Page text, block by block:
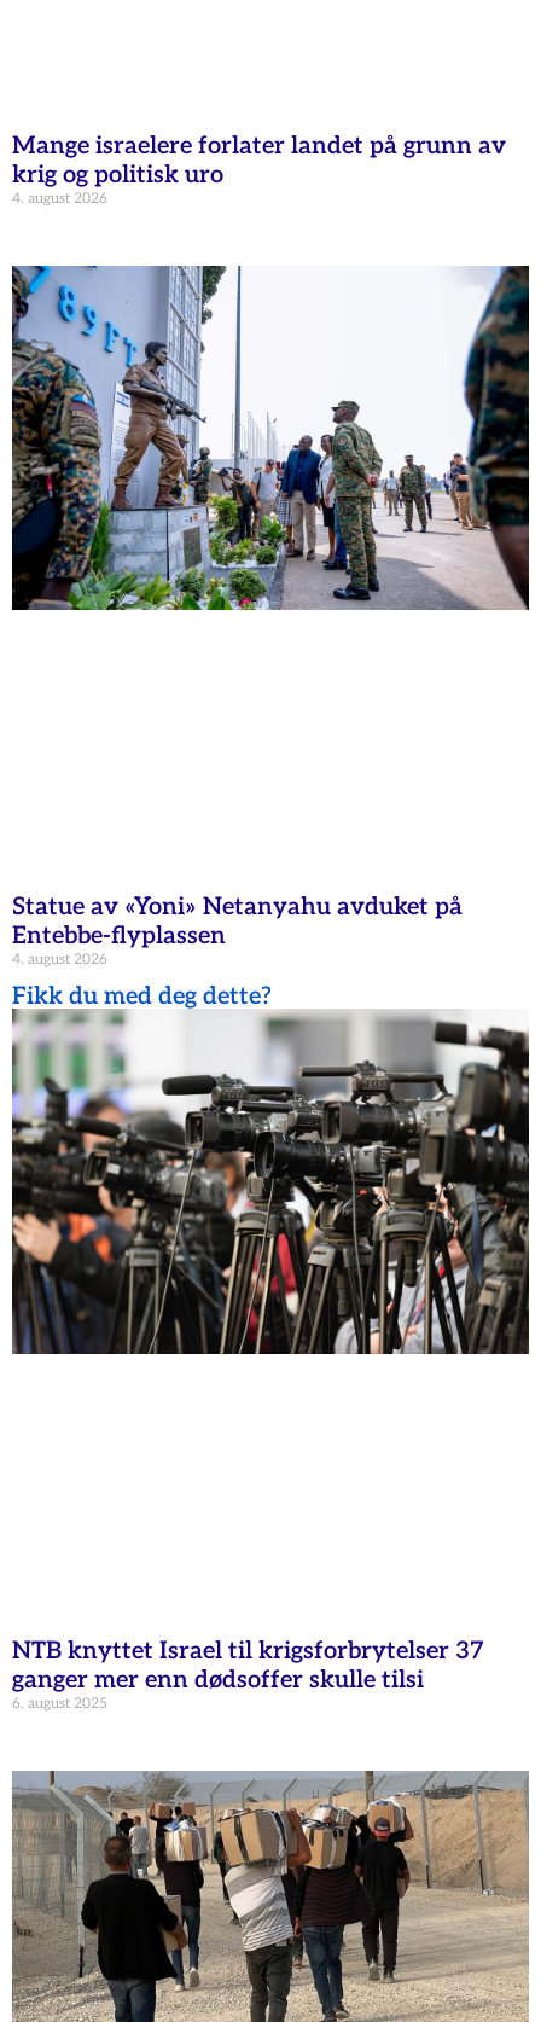
Mange israelere forlater landet på grunn av
krig og politisk uro
4. august 2026
Statue av «Yoni» Netanyahu avduket på
Entebbe-flyplassen
4. august 2026
Fikk du med deg dette?
NTB knyttet Israel til krigsforbrytelser 37
ganger mer enn dødsoffer skulle tilsi
6. august 2025